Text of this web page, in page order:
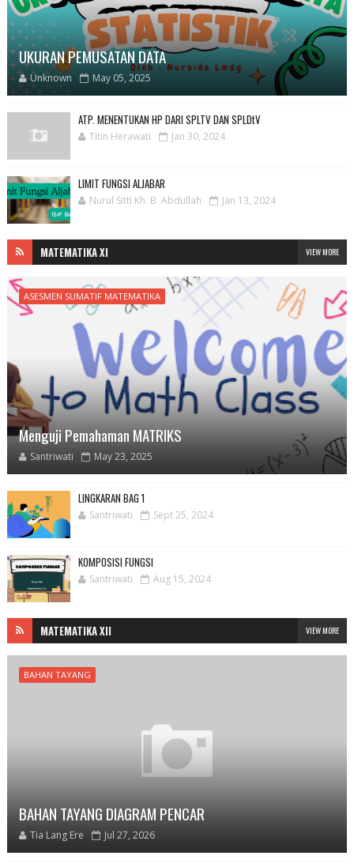
UKURAN PEMUSATAN DATA
Unknown May 05, 2025
ATP. MENENTUKAN HP DARI SPLTV DAN SPLDtV
Titin Herawati Jan 30, 2024
LIMIT FUNGSI ALJABAR
Nurul Sitti Kh. B. Abdullah Jan 13, 2024
MATEMATIKA XI VIEW MORE
ASESMEN SUMATIF MATEMATIKA
Menguji Pemahaman MATRIKS
Santriwati May 23, 2025
LINGKARAN BAG 1
Santriwati Sept 25, 2024
KOMPOSISI FUNGSI
Santriwati Aug 15, 2024
MATEMATIKA XII VIEW MORE
BAHAN TAYANG
BAHAN TAYANG DIAGRAM PENCAR
Tia Lang Ere Jul 27, 2026